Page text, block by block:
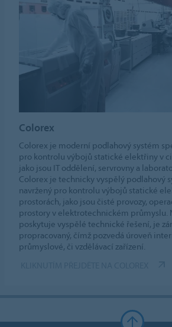
Colorex
Colorex je moderní podlahový systém
pro kontrolu výbojů statické elektřiny v
jako jsou IT oddělení, servrovny a
Colorex je technicky vyspělý podlahový
navržený pro kontrolu výbojů statické
prostorách, jako jsou čisté provozy,
prostory v elektrotechnickém průmyslu.
poskytuje vyspělé technické řešení, je
propracovaný, čímž pozvedá úroveň
průmyslové, či vzdělávací zařízení.